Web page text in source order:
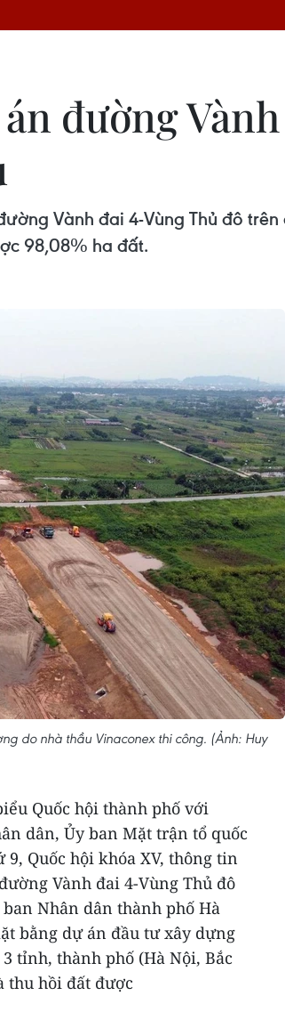
đường
Vành đai 4-Vùng Thủ đô
98,08% ha đất.
do nhà thầu Vinaconex thi công. (Ảnh: Huy
Quốc hội thành phố với
dân, Ủy ban Mặt trận tổ quốc
Quốc hội khóa XV, thông tin
Vành đai 4-Vùng Thủ đô
ban Nhân dân thành phố Hà
bằng dự án đầu tư xây dựng
tỉnh, thành phố (Hà Nội, Bắc
thu hồi đất được